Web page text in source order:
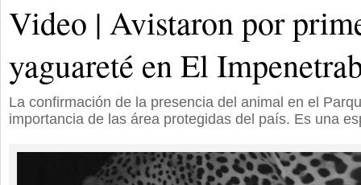
Video | Avistaron por
yaguareté en El
La confirmación de la presencia del animal en el
importancia de las área protegidas del país. Es una